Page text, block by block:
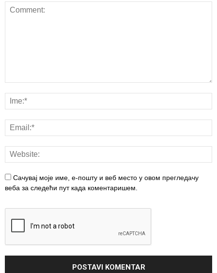
Сачувај моје име, е-пошту и веб место у овом прегледачу
веба за следећи пут када коментаришем.